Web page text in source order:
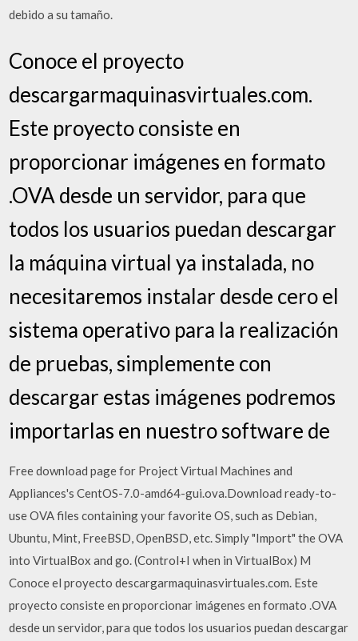
debido a su tamaño.
Conoce el proyecto
descargarmaquinasvirtuales.com.
Este proyecto consiste en
proporcionar imágenes en formato
.OVA desde un servidor, para que
todos los usuarios puedan descargar
la máquina virtual ya instalada, no
necesitaremos instalar desde cero el
sistema operativo para la realización
de pruebas, simplemente con
descargar estas imágenes podremos
importarlas en nuestro software de
Free download page for Project Virtual Machines and
Appliances's CentOS-7.0-amd64-gui.ova.Download ready-to-
use OVA files containing your favorite OS, such as Debian,
Ubuntu, Mint, FreeBSD, OpenBSD, etc. Simply "Import" the OVA
into VirtualBox and go. (Control+I when in VirtualBox) M
Conoce el proyecto descargarmaquinasvirtuales.com. Este
proyecto consiste en proporcionar imágenes en formato .OVA
desde un servidor, para que todos los usuarios puedan descargar